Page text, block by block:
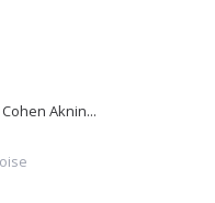
Aknin...